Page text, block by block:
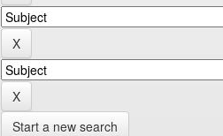
Start a new search